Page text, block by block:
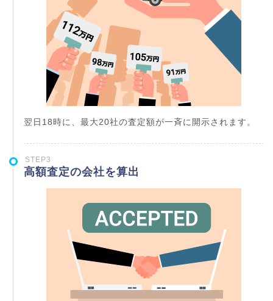
翌日18時に、最大20社の査定額が一斉に開示されます。
STEP3
高額査定の会社を算出